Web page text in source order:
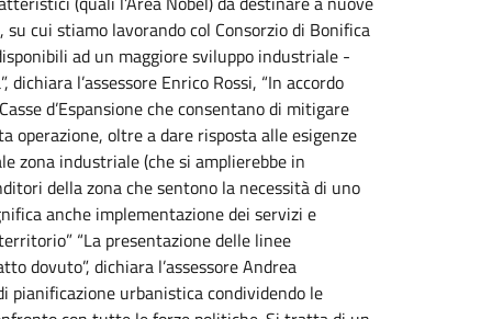
cui stiamo lavorando col Consorzio di Bonifica
ad un maggiore sviluppo industriale -
l’assessore Enrico Rossi, “In accordo
d’Espansione che consentano di mitigare
operazione, oltre a dare risposta alle esigenze
zona industriale (che si amplierebbe in
della zona che sentono la necessità di uno
anche implementazione dei servizi e
“La presentazione delle linee
dovuto”, dichiara l’assessore Andrea
pianificazione urbanistica condividendo le